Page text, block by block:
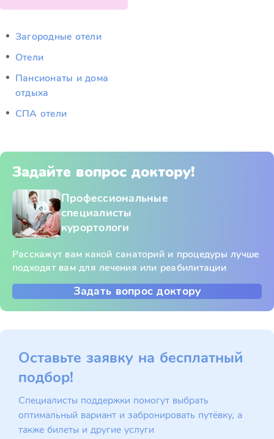
Загородные отели
Отели
Пансионаты и дома
отдыха
СПА отели
Задайте вопрос доктору!
Профессиональные
специалисты
курортологи
Расскажут вам какой санаторий и процедуры лучше
подходят вам для лечения или реабилитации
Задать вопрос доктору
Оставьте заявку на бесплатный
подбор!
Специалисты поддержки помогут выбрать
оптимальный вариант и забронировать путёвку, а
также билеты и другие услуги